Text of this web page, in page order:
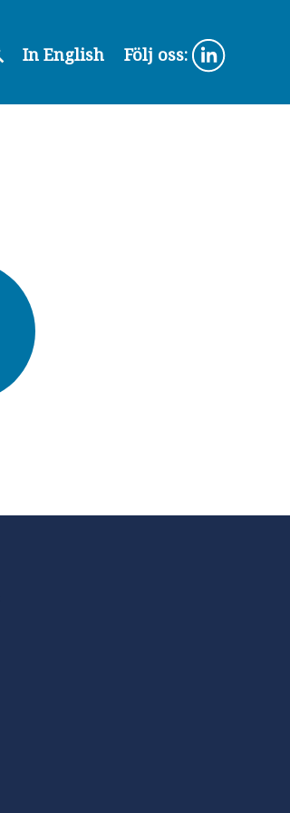
In English Följ oss: